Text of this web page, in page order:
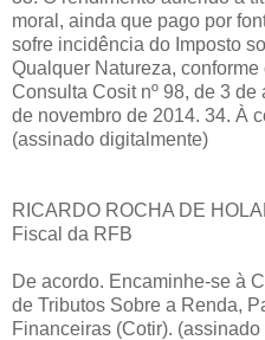
moral, ainda que pago por
sofre incidência do Imposto
Qualquer Natureza,
Consulta Cosit nº 98, de 3 de
de novembro de 2014. 34. À
(assinado digitalmente)
RICARDO ROCHA DE
Fiscal da RFB
De acordo. Encaminhe-se à
de Tributos Sobre a Renda,
Financeiras (Cotir).